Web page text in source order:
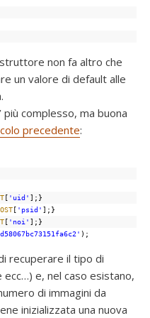
non fa altro che
un valore di default alle
complesso, ma buona
precedente:
[ 'uid' ];}
[ 'psid' ];}
[ 'noi' ];}
);
recuperare il tipo di
ecc…) e, nel caso esistano,
di immagini da
inizializzata una nuova